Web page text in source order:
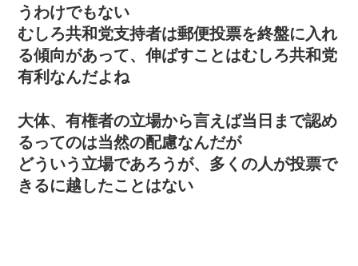
うわけでもない
むしろ共和党支持者は郵便投票を終盤に入れ
る傾向があって、伸ばすことはむしろ共和党
有利なんだよね
大体、有権者の立場から言えば当日まで認め
るってのは当然の配慮なんだが
どういう立場であろうが、多くの人が投票で
きるに越したことはない